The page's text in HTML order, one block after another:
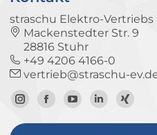
straschu Elektro-Vertriebs
Mackenstedter Str. 9
28816 Stuhr
+49 4206 4166-0
vertrieb@straschu-
Zum
Instagram-
Zur
Facebook-
Zum
YouTube-
Zum
LinkedIn-
Zum
Xing-